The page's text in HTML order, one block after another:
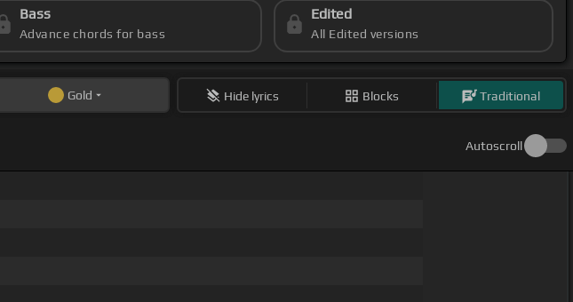
Bass
Advance chords for bass
Edited
All Edited versions
Gold Hide lyrics Blocks Traditional
Autoscroll